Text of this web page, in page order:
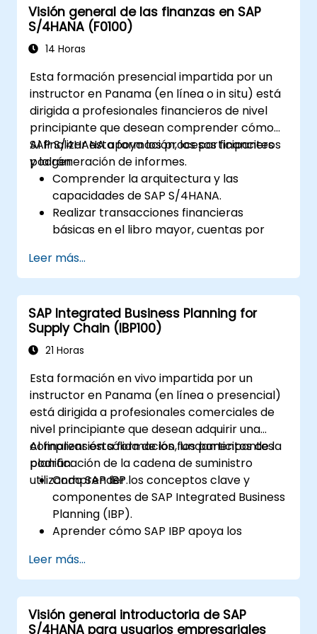
Visión general de las finanzas en SAP
S/4HANA (F0100)
14 Horas
Esta formación presencial impartida por un
instructor en Panama (en línea o in situ) está
dirigida a profesionales financieros de nivel
principiante que desean comprender cómo
SAP S/4HANA apoya los procesos financieros
y la generación de informes.
Al finalizar esta formación, los participantes
podrán:
Comprender la arquitectura y las
capacidades de SAP S/4HANA.
Realizar transacciones financieras
básicas en el libro mayor, cuentas por
Trabajar con centros de coste, centros
de beneficio y órdenes internas.
Comprender los procesos integrados de
planificación financiera en SAP S/4HANA.
Realizar tareas financieras básicas,
incluido el cierre, la generación de
S/4HANA.
Leer más...
SAP Integrated Business Planning for
Supply Chain (IBP100)
21 Horas
Esta formación en vivo impartida por un
instructor en Panama (en línea o presencial)
está dirigida a profesionales comerciales de
nivel principiante que desean adquirir una
comprensión sólida de los fundamentos de la
planificación de la cadena de suministro
utilizando SAP IBP.
Al finalizar esta formación, los participantes
podrán:
Comprender los conceptos clave y
componentes de SAP Integrated Business
Planning (IBP).
Aprender cómo SAP IBP apoya los
cadena de suministro.
Explorar los distintos módulos de SAP IBP
y sus funcionalidades.
Obtener experiencia práctica con la
Leer más...
Visión general introductoria de SAP
S/4HANA para usuarios empresariales